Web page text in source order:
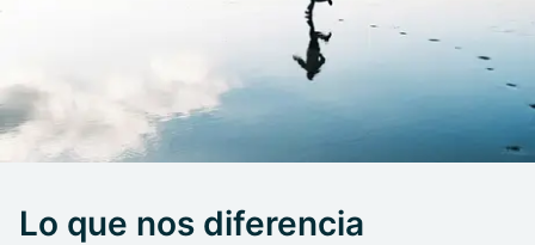
Lo que nos diferencia